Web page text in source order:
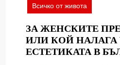
Всичко от живота
ЗА ЖЕНСКИТЕ
ИЛИ КОЙ НАЛАГА
ЕСТЕТИКАТА В